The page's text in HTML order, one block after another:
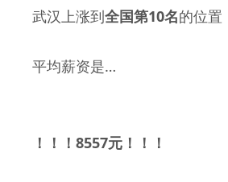
武汉上涨到 全国第10名的位置
平均薪资是…
！！！ 8557元！！！